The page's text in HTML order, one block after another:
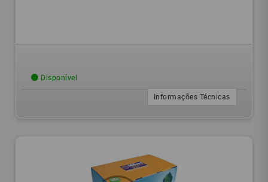
Disponível
Informações Técnicas